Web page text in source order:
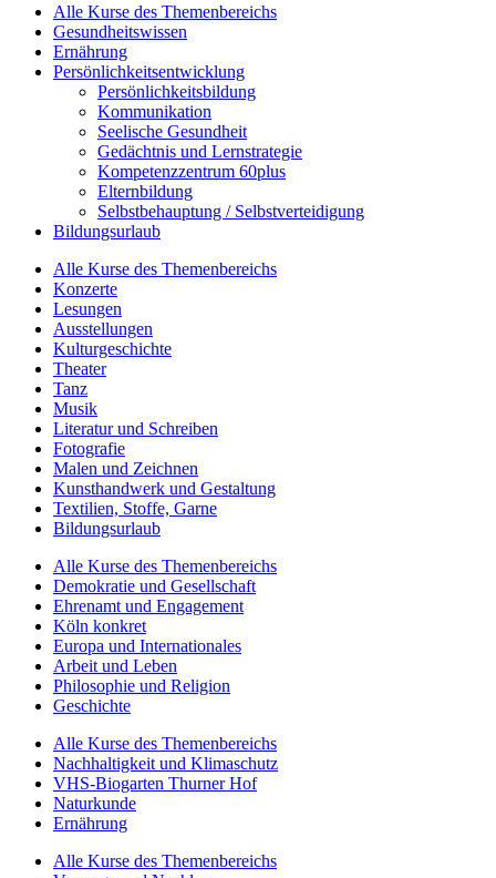
Alle Kurse des Themenbereichs
Gesundheitswissen
Ernährung
Persönlichkeitsentwicklung
Persönlichkeitsbildung
Kommunikation
Seelische Gesundheit
Gedächtnis und Lernstrategie
Kompetenzzentrum 60plus
Elternbildung
Selbstbehauptung / Selbstverteidigung
Bildungsurlaub
Alle Kurse des Themenbereichs
Konzerte
Lesungen
Ausstellungen
Kulturgeschichte
Theater
Tanz
Musik
Literatur und Schreiben
Fotografie
Malen und Zeichnen
Kunsthandwerk und Gestaltung
Textilien, Stoffe, Garne
Bildungsurlaub
Alle Kurse des Themenbereichs
Demokratie und Gesellschaft
Ehrenamt und Engagement
Köln konkret
Europa und Internationales
Arbeit und Leben
Philosophie und Religion
Geschichte
Alle Kurse des Themenbereichs
Nachhaltigkeit und Klimaschutz
VHS-Biogarten Thurner Hof
Naturkunde
Ernährung
Alle Kurse des Themenbereichs